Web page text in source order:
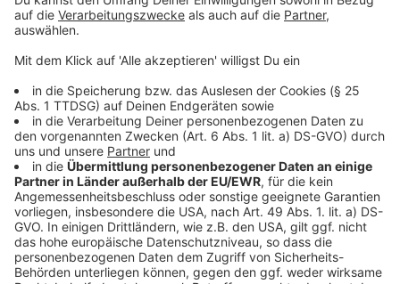
Mehr Informationen
Akzeptieren
powered by Usercentrics Consent
Management Platform
Eine weitere Single von Nico Santos sorgt für großen
den Markt gebracht. Wir stellen diesen Song für euch
vor.
Anzeige
Anzeige